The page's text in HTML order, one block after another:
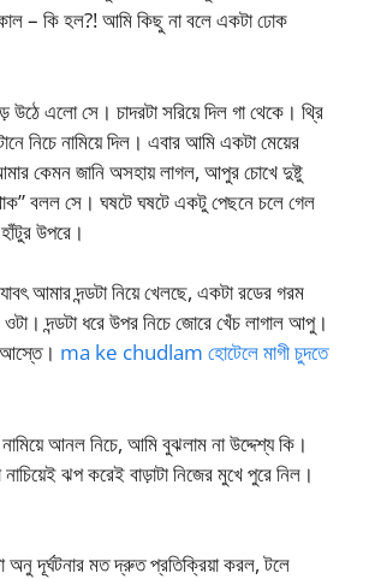
– কি হল?! আমি কিছু না বলে একটা ঢোক
উঠে এলো সে। চাদরটা সরিয়ে দিল গা থেকে। থ্রি
নিচে নামিয়ে দিল। এবার আমি একটা মেয়ের
কেমন জানি অসহায় লাগল, আপুর চোখে দুষ্টু
বলল সে। ঘষটে ঘষটে একটু পেছনে চলে গেল
উপরে।
আমার দন্ডটা নিয়ে খেলছে, একটা রডের গরম
দন্ডটা ধরে উপর নিচে জোরে খেঁচ লাগাল আপু।
ma ke chudlam হোটেলে মাগী চুদতে
নামিয়ে আনল নিচে, আমি বুঝলাম না উদ্দেশ্য কি।
ঝপ করেই বাড়াটা নিজের মুখে পুরে নিল।
অনু দূর্ঘটনার মত দ্রুত প্রতিক্রিয়া করল, টলে